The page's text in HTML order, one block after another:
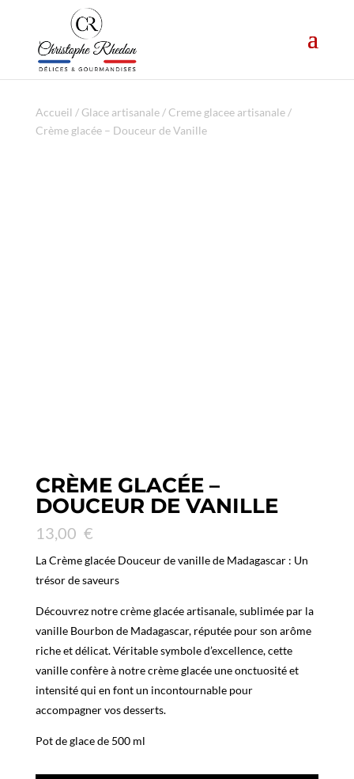
Accueil / Glace artisanale/ Creme glacee artisanale/
Crème glacée – Douceur de Vanille
CRÈME GLACÉE –
DOUCEUR DE VANILLE
13,00 €
La Crème glacée Douceur de vanille de Madagascar : Un
trésor de saveurs
Découvrez notre crème glacée artisanale, sublimée par la
vanille Bourbon de Madagascar, réputée pour son arôme
riche et délicat. Véritable symbole d’excellence, cette
vanille confère à notre crème glacée une onctuosité et
intensité qui en font un incontournable pour
accompagner vos desserts.
Pot de glace de 500 ml